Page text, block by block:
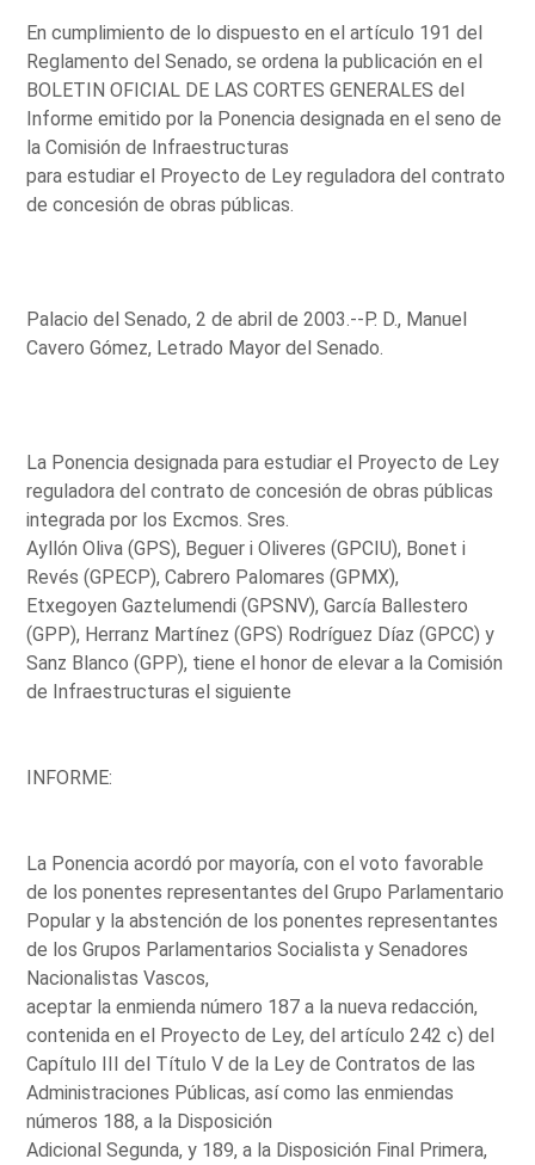
En cumplimiento de lo dispuesto en el artículo 191 del
Reglamento del Senado, se ordena la publicación en el
BOLETIN OFICIAL DE LAS CORTES GENERALES del
Informe emitido por la Ponencia designada en el seno de
la Comisión de Infraestructuras
para estudiar el Proyecto de Ley reguladora del contrato
de concesión de obras públicas.
Palacio del Senado, 2 de abril de 2003.--P. D., Manuel
Cavero Gómez, Letrado Mayor del Senado.
La Ponencia designada para estudiar el Proyecto de Ley
reguladora del contrato de concesión de obras públicas
integrada por los Excmos. Sres.
Ayllón Oliva (GPS), Beguer i Oliveres (GPCIU), Bonet i
Revés (GPECP), Cabrero Palomares (GPMX),
Etxegoyen Gaztelumendi (GPSNV), García Ballestero
(GPP), Herranz Martínez (GPS) Rodríguez Díaz (GPCC) y
Sanz Blanco (GPP), tiene el honor de elevar a la Comisión
de Infraestructuras el siguiente
INFORME:
La Ponencia acordó por mayoría, con el voto favorable
de los ponentes representantes del Grupo Parlamentario
Popular y la abstención de los ponentes representantes
de los Grupos Parlamentarios Socialista y Senadores
Nacionalistas Vascos,
aceptar la enmienda número 187 a la nueva redacción,
contenida en el Proyecto de Ley, del artículo 242 c) del
Capítulo III del Título V de la Ley de Contratos de las
Administraciones Públicas, así como las enmiendas
números 188, a la Disposición
Adicional Segunda, y 189, a la Disposición Final Primera,